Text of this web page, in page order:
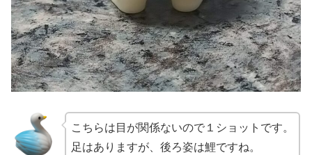
こちらは目が関係ないので１ショットです。
足はありますが、後ろ姿は鯉ですね。